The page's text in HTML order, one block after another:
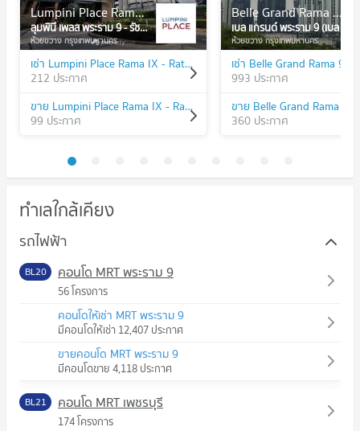
Lumpini Place Rama IX - Ratchada
ลุมพินี เพลส พระราม 9 - รัชดา
ห้วยขวาง กรุงเทพมหานคร
เช่า Lumpini Place Rama IX - Ratchada
212 ประกาศ
ขาย Lumpini Place Rama IX - Ratchada
99 ประกาศ
Belle Grand Rama 9 (Belle Avenue)
ห้วยขวาง กรุงเทพมหานคร
993 ประกาศ
360 ประกาศ
ทำเลใกล้เคียง
รถไฟฟ้า
BL20 คอนโด MRT พระราม 9
56 โครงการ
คอนโดให้เช่า MRT พระราม 9
มีคอนโดให้เช่า 12,407 ประกาศ
ขายคอนโด MRT พระราม 9
มีคอนโดขาย 4,118 ประกาศ
BL21 คอนโด MRT เพชรบุรี
174 โครงการ